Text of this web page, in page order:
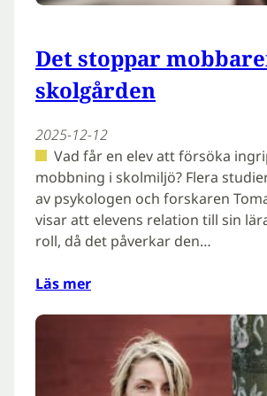
Det stoppar
skolgården
2025-12-12
Vad får en elev att försöka
mobbning i skolmiljö? Flera
av psykologen och forskaren
visar att elevens relation till sin
roll, då det påverkar den…
Läs mer